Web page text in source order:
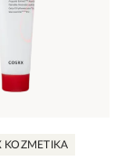
KOZMETIKA